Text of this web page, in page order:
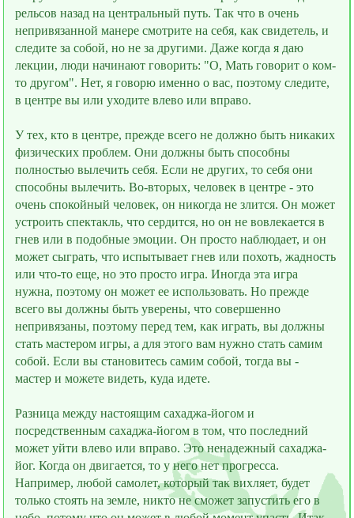
рельсов назад на центральный путь. Так что в очень
непривязанной манере смотрите на себя, как свидетель, и
следите за собой, но не за другими. Даже когда я даю
лекции, люди начинают говорить: "О, Мать говорит о ком-
то другом". Нет, я говорю именно о вас, поэтому следите,
в центре вы или уходите влево или вправо.
У тех, кто в центре, прежде всего не должно быть никаких
физических проблем. Они должны быть способны
полностью вылечить себя. Если не других, то себя они
способны вылечить. Во-вторых, человек в центре - это
очень спокойный человек, он никогда не злится. Он может
устроить спектакль, что сердится, но он не вовлекается в
гнев или в подобные эмоции. Он просто наблюдает, и он
может сыграть, что испытывает гнев или похоть, жадность
или что-то ещe, но это просто игра. Иногда эта игра
нужна, поэтому он может еe использовать. Но прежде
всего вы должны быть уверены, что совершенно
непривязаны, поэтому перед тем, как играть, вы должны
стать мастером игры, а для этого вам нужно стать самим
собой. Если вы становитесь самим собой, тогда вы -
мастер и можете видеть, куда идeте.
Разница между настоящим сахаджа-йогом и
посредственным сахаджа-йогом в том, что последний
может уйти влево или вправо. Это ненадeжный сахаджа-
йог. Когда он двигается, то у него нет прогресса.
Например, любой самолeт, который так вихляет, будет
только стоять на земле, никто не сможет запустить его в